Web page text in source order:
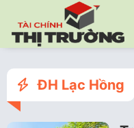
ĐH Lạc Hồng